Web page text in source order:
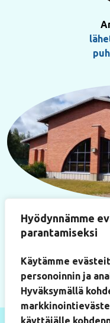
Hyödynnämme
parantamiseksi
Käytämme
personoinnin ja
Hyväksymällä
käyttäjälle